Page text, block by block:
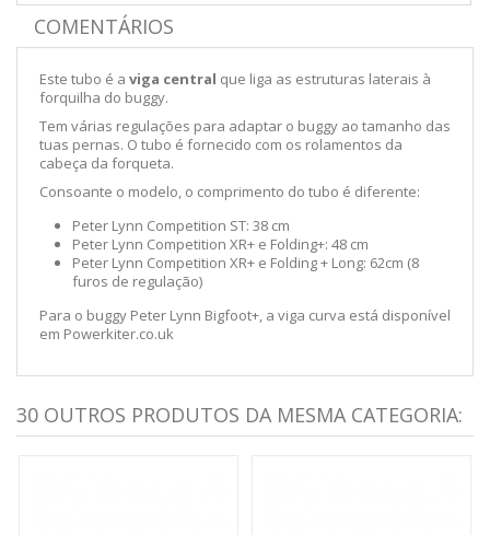
COMENTÁRIOS
Este tubo é a viga central que liga as estruturas laterais à
forquilha do buggy.
Tem várias regulações para adaptar o buggy ao tamanho das
tuas pernas. O tubo é fornecido com os rolamentos da
cabeça da forqueta.
Consoante o modelo, o comprimento do tubo é diferente:
Peter Lynn Competition ST: 38 cm
Peter Lynn Competition XR+ e Folding+: 48 cm
Peter Lynn Competition XR+ e Folding + Long: 62cm (8
furos de regulação)
Para o buggy Peter Lynn Bigfoot+, a viga curva está disponível
em Powerkiter.co.uk
30 OUTROS PRODUTOS DA MESMA CATEGORIA: